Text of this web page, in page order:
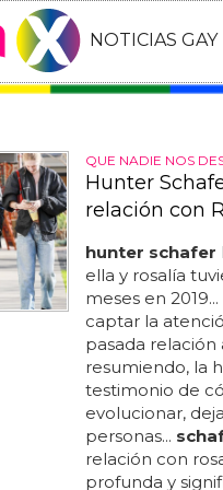
NOTICIAS GAY
QUE NADIE NOS
Hunter
relación con
hunter schafer
ella y rosalía
meses en
captar la
pasada relación
resumiendo, la
testimonio de
evolucionar,
personas...
relación con
profunda y